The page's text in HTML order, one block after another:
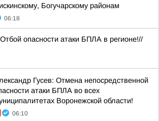
Богучарскому районам
06:18
опасности атаки БПЛА в регионе!//
Гусев: Отмена непосредственной
атаки БПЛА во всех
Воронежской области!
06:10